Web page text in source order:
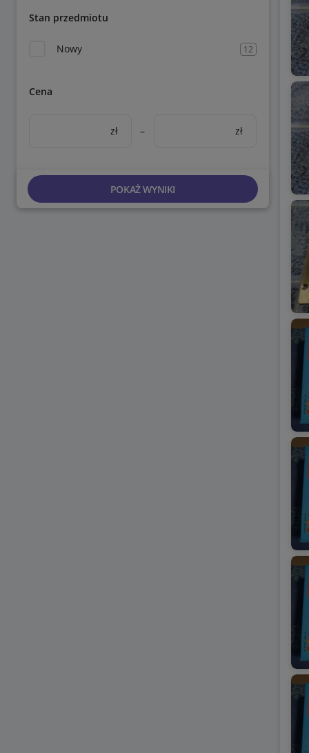
Stan przedmiotu
Nowy 12
Cena
zł – zł
POKAŻ WYNIKI